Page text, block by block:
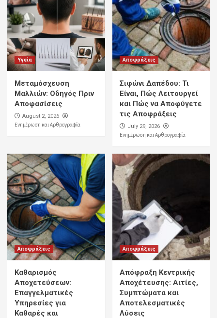
Υγεία
Μεταμόσχευση
Μαλλιών: Οδηγός Πριν
Αποφασίσεις
August 2, 2026
Ενημέρωση και Αρθρογραφία
Αποφράξεις
Σιφώνι Δαπέδου: Τι
Είναι, Πώς Λειτουργεί
και Πώς να Αποφύγετε
τις Αποφράξεις
July 29, 2026
Ενημέρωση και Αρθρογραφία
Αποφράξεις
Καθαρισμός
Αποχετεύσεων:
Επαγγελματικές
Υπηρεσίες για
Καθαρές και
Αποφράξεις
Απόφραξη Κεντρικής
Αποχέτευσης: Αιτίες,
Συμπτώματα και
Αποτελεσματικές
Λύσεις